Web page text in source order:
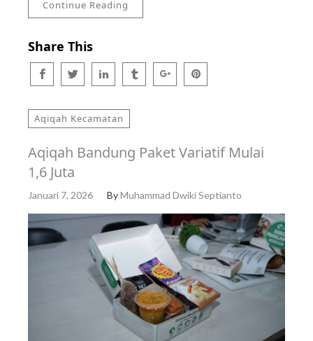
Continue Reading
Share This
Aqiqah Kecamatan
Aqiqah Bandung Paket Variatif Mulai
1,6 Juta
Januari 7, 2026 ByMuhammad Dwiki Septianto